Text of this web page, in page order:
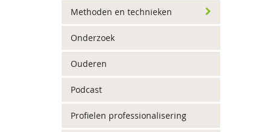
Methoden en technieken
Onderzoek
Ouderen
Podcast
Profielen professionalisering